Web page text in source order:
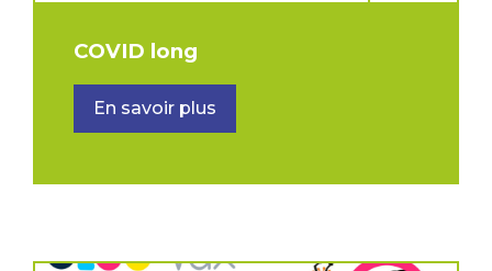
COVID long
En savoir plus